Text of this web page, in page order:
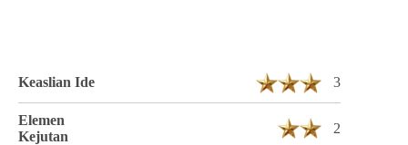
Keaslian Ide 3
Elemen
Kejutan
2